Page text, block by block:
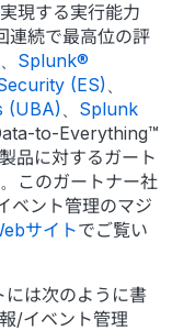
現する実行能力
続で最高位の評
Splunk®
(ES)、
(UBA)、 Splunk
to-Everything™
品に対するガート
このガートナー社
ベント管理のマジ
サイトでご覧い
は次のように書
/イベント管理